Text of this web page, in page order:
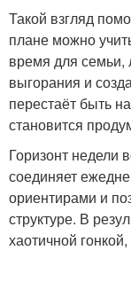
Такой взгляд
плане можно
время для семьи,
выгорания и
перестаёт быть
становится
Горизонт недели
соединяет
ориентирами и
структуре. В
хаотичной